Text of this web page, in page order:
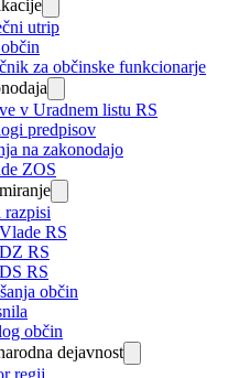
utrip
za občinske funkcionarje
v Uradnem listu RS
predpisov
na zakonodajo
ZOS
razpisi
RS
RS
RS
občin
občin
dejavnost
regij